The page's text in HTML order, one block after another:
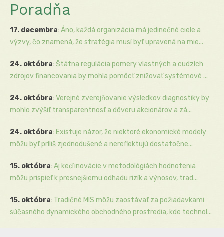
Poradňa
17. decembra: Áno, každá organizácia má jedinečné ciele a
výzvy, čo znamená, že stratégia musí byť upravená na mie...
24. októbra: Štátna regulácia pomery vlastných a cudzích
zdrojov financovania by mohla pomôcť znižovať systémové ...
24. októbra: Verejné zverejňovanie výsledkov diagnostiky by
mohlo zvýšiť transparentnosť a dôveru akcionárov a zá...
24. októbra: Existuje názor, že niektoré ekonomické modely
môžu byť príliš zjednodušené a nereflektujú dostatočne...
15. októbra: Aj keď inovácie v metodológiách hodnotenia
môžu prispieť k presnejšiemu odhadu rizík a výnosov, trad...
15. októbra: Tradičné MIS môžu zaostávať za požiadavkami
súčasného dynamického obchodného prostredia, kde technol...